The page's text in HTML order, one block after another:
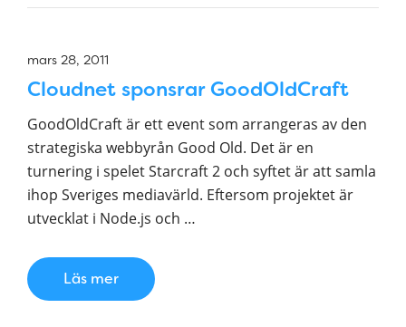
mars 28, 2011
Cloudnet sponsrar GoodOldCraft
GoodOldCraft är ett event som arrangeras av den
strategiska webbyrån Good Old. Det är en
turnering i spelet Starcraft 2 och syftet är att samla
ihop Sveriges mediavärld. Eftersom projektet är
utvecklat i Node.js och …
Läs mer